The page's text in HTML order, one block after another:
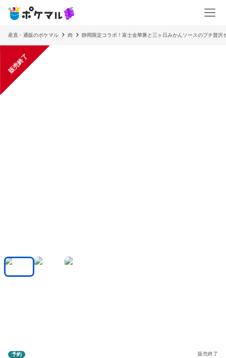
産直・通販のポケマル 肉 静岡限定コラボ！富士金華豚と三ヶ日みかんソースのプチ贅沢
販売終了
予約 販売終了